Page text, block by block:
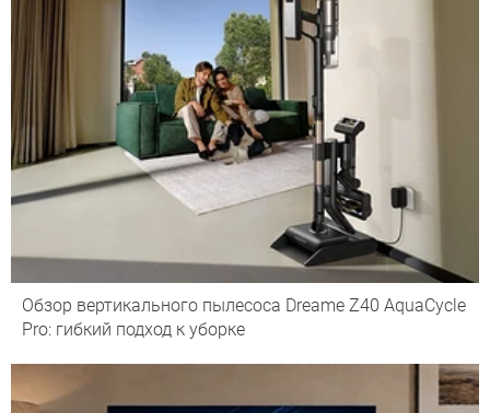
Обзор вертикального пылесоса Dreame Z40 AquaCycle
Pro: гибкий подход к уборке